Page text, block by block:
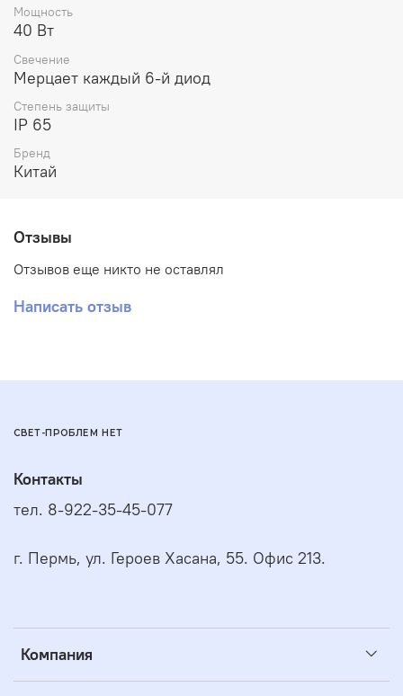
Мощность
40 Вт
Свечение
Мерцает каждый 6-й диод
Степень защиты
IP 65
Бренд
Китай
Отзывы
Отзывов еще никто не оставлял
Написать отзыв
СВЕТ-ПРОБЛЕМ НЕТ
Компания
Контакты
тел. 8-922-35-45-077
г. Пермь, ул. Героев Хасана, 55. Офис 213.